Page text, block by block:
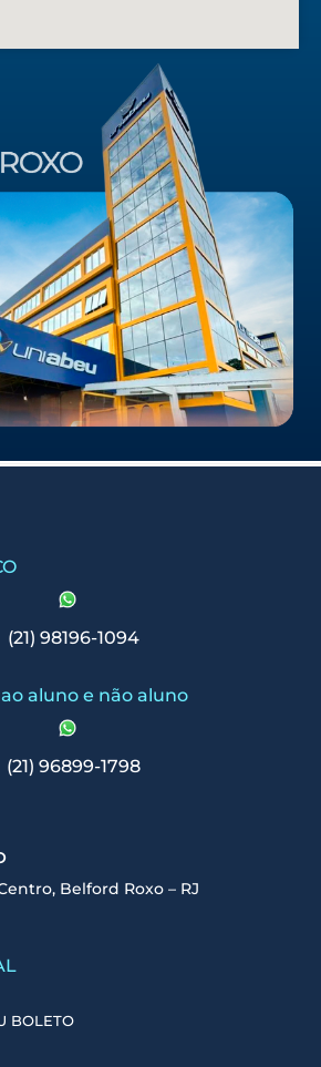
(21) 98196-1094
aluno e não aluno
(21) 96899-1798
Belford Roxo – RJ
BOLETO